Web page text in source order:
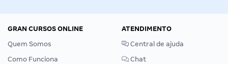
GRAN CURSOS ONLINE
Quem Somos
Como Funciona
ATENDIMENTO
Central de ajuda
Chat